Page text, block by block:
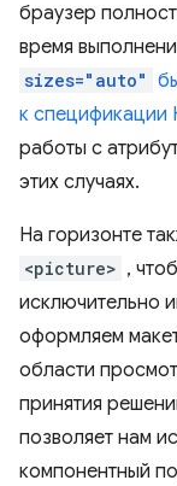
браузер
время
sizes="auto"
к спецификации
работы с
этих случаях.
На горизонте
<picture> ,
исключительно
оформляем
области
принятия
позволяет нам
компонентный